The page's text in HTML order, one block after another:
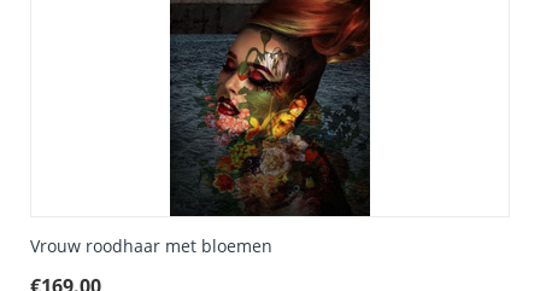
Vrouw roodhaar met bloemen